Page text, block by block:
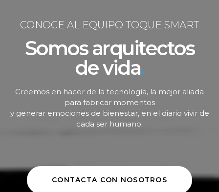
CONOCE AL EQUIPO TOQUE SMART
Somos arquitectos
de vida.
Creemos en hacer de la tecnología, la mejor aliada
para fabricar momentos
y generar emociones de bienestar, en el diario vivir de
cada ser humano.
CONTACTA CON NOSOTROS